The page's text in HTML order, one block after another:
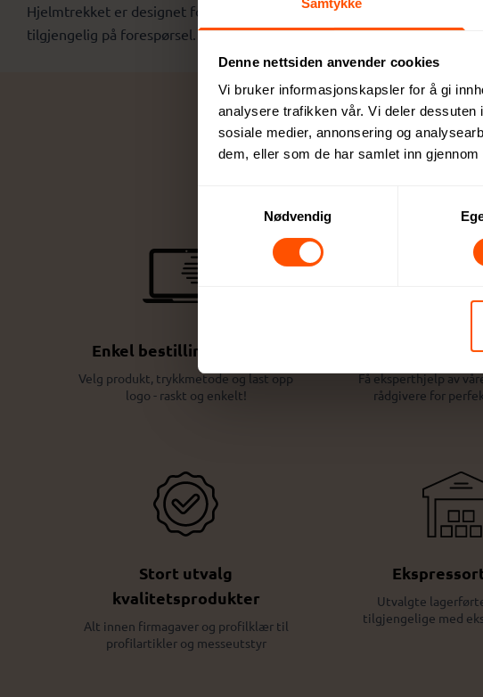
Samtykke
Denne nettsiden anvender cookies
Vi bruker informasjonskapsler for å gi
analysere trafikken vår. Vi deler
sosiale medier, annonsering og
dem, eller som de har samlet inn
Nødvendig
Hjelmtrekket er designet for å forbedre synligheten i mørket. Én
tilgjengelig på forespørsel. Dette produktet er ikke klassifisert som
Enkel bestillingsprosess
Velg produkt, trykkmetode og last opp
logo - raskt og enkelt!
Design og
Få eksperthjelp av
rådgivere for
Stort utvalg
kvalitetsprodukter
Alt innen firmagaver og profilklær til
profilartikler og messeutstyr
Utvalgte
tilgjengelige med